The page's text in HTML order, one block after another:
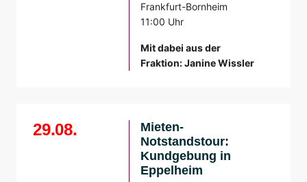
Frankfurt-Bornheim
11:00 Uhr
Mit dabei aus der
Fraktion: Janine Wissler
29.08.
Mieten-
Notstandstour:
Kundgebung in
Eppelheim